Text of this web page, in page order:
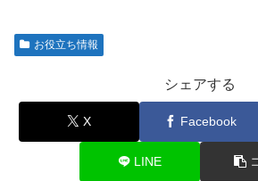
お役立ち情報
シェアする
X Facebook
LINE